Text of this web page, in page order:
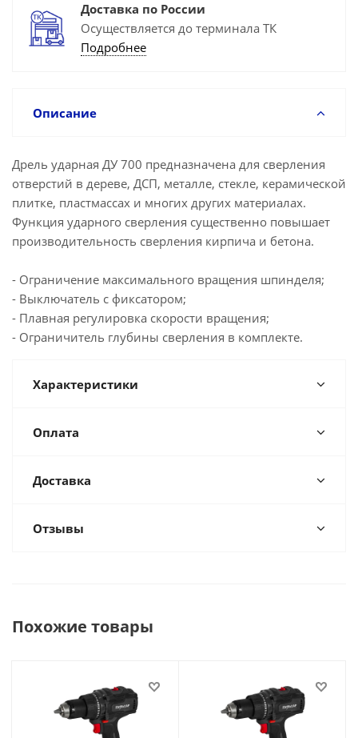
Доставка по России
Осуществляется до терминала ТК
Подробнее
Описание
Дрель ударная ДУ 700 предназначена для сверления
отверстий в дереве, ДСП, металле, стекле, керамической
плитке, пластмассах и многих других материалах.
Функция ударного сверления существенно повышает
производительность сверления кирпича и бетона.
- Ограничение максимального вращения шпинделя;
- Выключатель с фиксатором;
- Плавная регулировка скорости вращения;
- Ограничитель глубины сверления в комплекте.
Характеристики
Оплата
Доставка
Отзывы
Похожие товары